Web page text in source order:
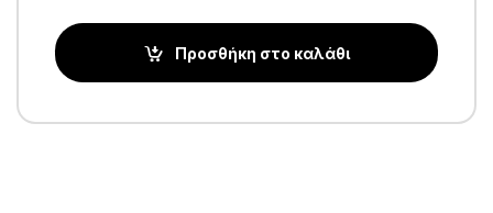
Προσθήκη στο καλάθι